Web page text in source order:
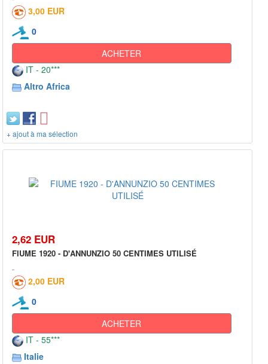
3,00 EUR
0
ACHETER
IT - 20***
Altro Africa
+ ajout à ma sélection
2,62 EUR
FIUME 1920 - D'ANNUNZIO 50 CENTIMES UTILISÉ
2,00 EUR
0
ACHETER
IT - 55***
Italie